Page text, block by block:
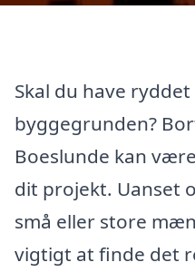
Skal du have
byggegrunden?
Boeslunde kan
dit projekt. Uanset
små eller store
vigtigt at finde det